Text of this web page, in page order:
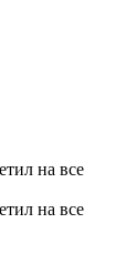
на все
на все